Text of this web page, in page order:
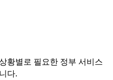
황별로 필요한 정부 서비스
다.